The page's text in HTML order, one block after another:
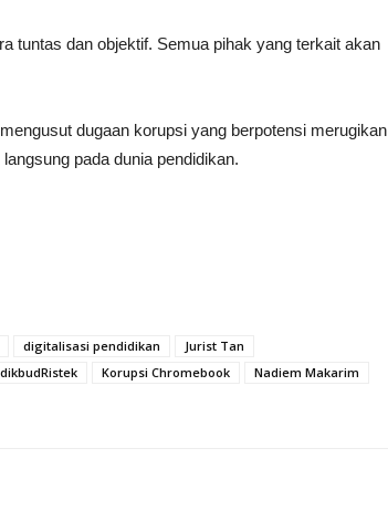
tuntas dan objektif. Semua pihak yang terkait akan
dugaan korupsi yang berpotensi merugikan
pada dunia pendidikan.
digitalisasi pendidikan
Jurist Tan
Korupsi Chromebook
Nadiem Makarim